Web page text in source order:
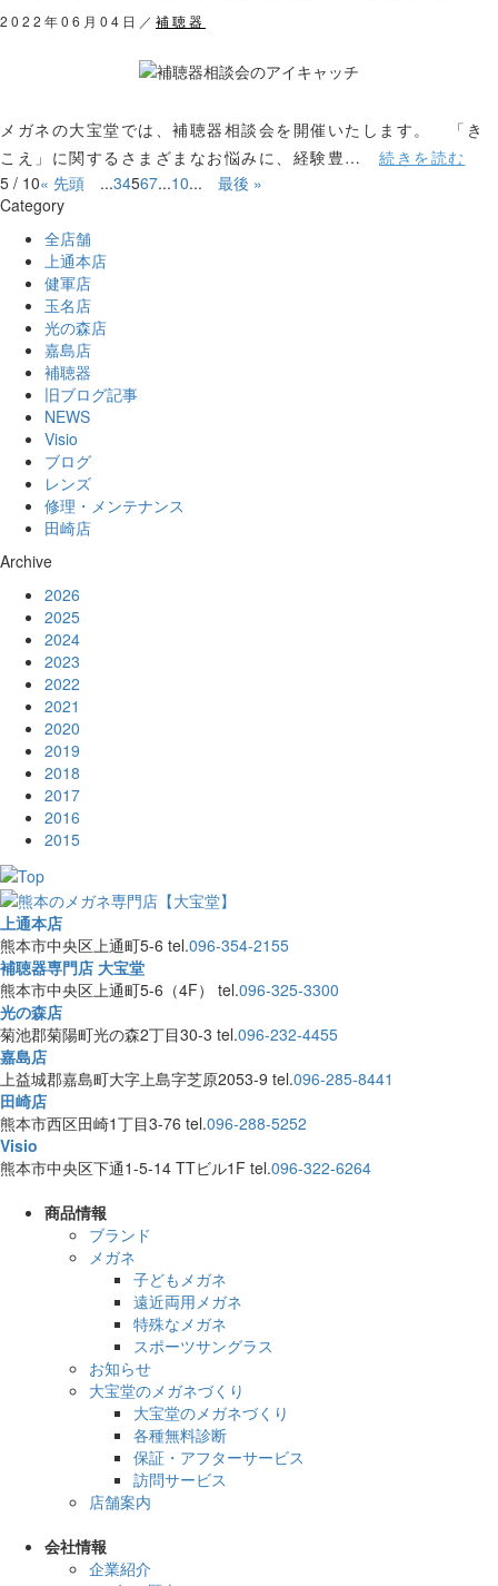
2022年06月04日／ 補聴器
メガネの大宝堂では、補聴器相談会を開催いたします。 「き
こえ」に関するさまざまなお悩みに、経験豊… 続きを読む
5 / 10« 先頭 ...34567...10...
最後 »
Category
全店舗
上通本店
健軍店
玉名店
光の森店
嘉島店
補聴器
旧ブログ記事
NEWS
Visio
ブログ
レンズ
修理・メンテナンス
田崎店
Archive
2026
2025
2024
2023
2022
2021
2020
2019
2018
2017
2016
2015
上通本店
熊本市中央区上通町5-6 tel.096-354-2155
補聴器専門店 大宝堂
熊本市中央区上通町5-6（4F） tel.096-325-3300
光の森店
菊池郡菊陽町光の森2丁目30-3 tel.096-232-4455
嘉島店
上益城郡嘉島町大字上島字芝原2053-9 tel.096-285-8441
田崎店
熊本市西区田崎1丁目3-76 tel.096-288-5252
Visio
熊本市中央区下通1-5-14 TTビル1F tel.096-322-6264
商品情報
ブランド
メガネ
子どもメガネ
遠近両用メガネ
特殊なメガネ
スポーツサングラス
お知らせ
大宝堂のメガネづくり
大宝堂のメガネづくり
各種無料診断
保証・アフターサービス
訪問サービス
店舗案内
会社情報
企業紹介